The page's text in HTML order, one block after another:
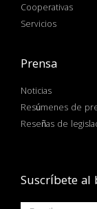
Cooperativas
Servicios
Prensa
Noticias
Resúmenes de
Reseñas de
Suscríbete al